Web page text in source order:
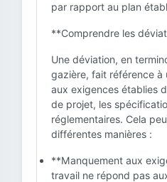
par rapport au plan
**Comprendre les
Une déviation, en
gazière, fait référence
aux exigences établies
de projet, les
réglementaires. Cela
différentes manières :
**Manquement aux
travail ne répond pas